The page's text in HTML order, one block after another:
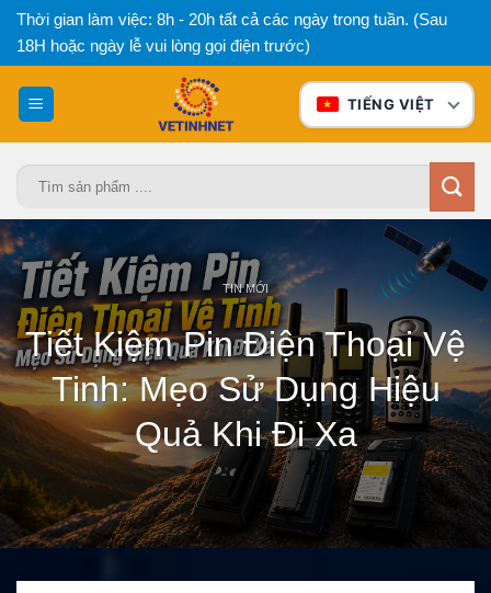
Bỏ
qua
nội
dung
Thời gian làm việc: 8h - 20h tất cả các ngày trong tuần. (Sau
18H hoặc ngày lễ vui lòng gọi điện trước)
TIẾNG VIỆT
TIN MỚI
Tiết Kiệm Pin Điện Thoại Vệ
Tinh: Mẹo Sử Dụng Hiệu
Quả Khi Đi Xa